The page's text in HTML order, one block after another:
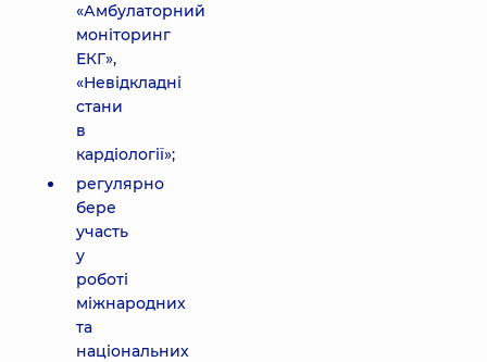
«Амбулаторний
моніторинг
ЕКГ»,
«Невідкладні
стани
в
кардіології»;
регулярно
бере
участь
у
роботі
міжнародних
та
національних